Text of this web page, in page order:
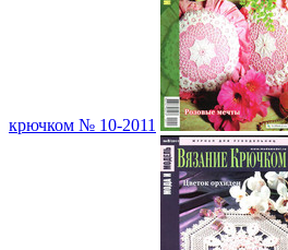
крючком № 10-2011